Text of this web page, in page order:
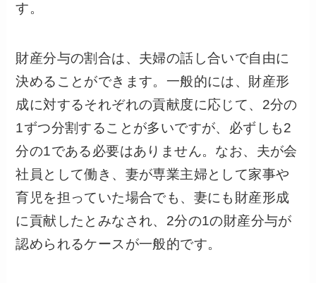
す。
財産分与の割合は、夫婦の話し合いで自由に
決めることができます。一般的には、財産形
成に対するそれぞれの貢献度に応じて、2分の
1ずつ分割することが多いですが、必ずしも2
分の1である必要はありません。なお、夫が会
社員として働き、妻が専業主婦として家事や
育児を担っていた場合でも、妻にも財産形成
に貢献したとみなされ、2分の1の財産分与が
認められるケースが一般的です。